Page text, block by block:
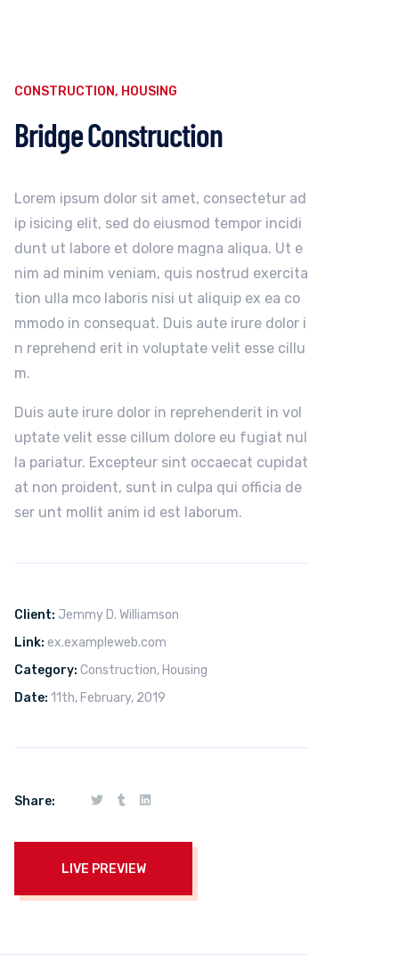
CONSTRUCTION, HOUSING
Bridge Construction
Lorem ipsum dolor sit amet, consectetur ad
ip isicing elit, sed do eiusmod tempor incidi
dunt ut labore et dolore magna aliqua. Ut e
nim ad minim veniam, quis nostrud exercita
tion ulla mco laboris nisi ut aliquip ex ea co
mmodo in consequat. Duis aute irure dolor i
n reprehend erit in voluptate velit esse cillu
m.
Duis aute irure dolor in reprehenderit in vol
uptate velit esse cillum dolore eu fugiat nul
la pariatur. Excepteur sint occaecat cupidat
at non proident, sunt in culpa qui officia de
ser unt mollit anim id est laborum.
Client: Jemmy D. Williamson
Link: ex.exampleweb.com
Category: Construction, Housing
Date: 11th, February, 2019
Share:
LIVE PREVIEW